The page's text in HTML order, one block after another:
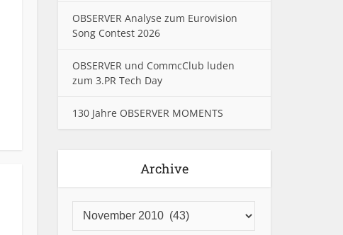
OBSERVER Analyse zum Eurovision
Song Contest 2026
OBSERVER und CommcClub luden
zum 3.PR Tech Day
130 Jahre OBSERVER MOMENTS
Archive